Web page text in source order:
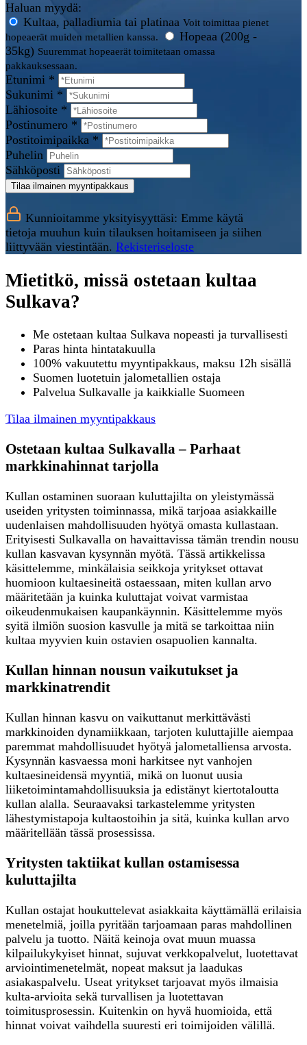
Haluan myydä:
Kultaa, palladiumia tai platinaa Voit toimittaa pienet
hopeaerät muiden metallien kanssa.
Hopeaa (200g -
35kg) Suuremmat hopeaerät toimitetaan omassa
pakkauksessaan.
Etunimi *
Sukunimi *
Lähiosoite *
Postinumero *
Postitoimipaikka *
Puhelin
Sähköposti
Tilaa ilmainen myyntipakkaus
Kunnioitamme yksityisyyttäsi: Emme käytä
tietoja muuhun kuin tilauksen hoitamiseen ja siihen
liittyvään viestintään. Rekisteriseloste
Mietitkö, missä ostetaan kultaa
Sulkava?
Me ostetaan kultaa Sulkava nopeasti ja turvallisesti
Paras hinta hintatakuulla
100% vakuutettu myyntipakkaus, maksu 12h sisällä
Suomen luotetuin jalometallien ostaja
Palvelua Sulkavalle ja kaikkialle Suomeen
Tilaa ilmainen myyntipakkaus
Ostetaan kultaa Sulkavalla – Parhaat
markkinahinnat tarjolla
Kullan ostaminen suoraan kuluttajilta on yleistymässä
useiden yritysten toiminnassa, mikä tarjoaa asiakkaille
uudenlaisen mahdollisuuden hyötyä omasta kullastaan.
Erityisesti Sulkavalla on havaittavissa tämän trendin nousu
kullan kasvavan kysynnän myötä. Tässä artikkelissa
käsittelemme, minkälaisia seikkoja yritykset ottavat
huomioon kultaesineitä ostaessaan, miten kullan arvo
määritetään ja kuinka kuluttajat voivat varmistaa
oikeudenmukaisen kaupankäynnin. Käsittelemme myös
syitä ilmiön suosion kasvulle ja mitä se tarkoittaa niin
kultaa myyvien kuin ostavien osapuolien kannalta.
Kullan hinnan nousun vaikutukset ja
markkinatrendit
Kullan hinnan kasvu on vaikuttanut merkittävästi
markkinoiden dynamiikkaan, tarjoten kuluttajille aiempaa
paremmat mahdollisuudet hyötyä jalometalliensa arvosta.
Kysynnän kasvaessa moni harkitsee nyt vanhojen
kultaesineidensä myyntiä, mikä on luonut uusia
liiketoimintamahdollisuuksia ja edistänyt kiertotaloutta
kullan alalla. Seuraavaksi tarkastelemme yritysten
lähestymistapoja kultaostoihin ja sitä, kuinka kullan arvo
määritellään tässä prosessissa.
Yritysten taktiikat kullan ostamisessa
kuluttajilta
Kullan ostajat houkuttelevat asiakkaita käyttämällä erilaisia
menetelmiä, joilla pyritään tarjoamaan paras mahdollinen
palvelu ja tuotto. Näitä keinoja ovat muun muassa
kilpailukykyiset hinnat, sujuvat verkkopalvelut, luotettavat
arviointimenetelmät, nopeat maksut ja laadukas
asiakaspalvelu. Useat yritykset tarjoavat myös ilmaisia
kulta-arvioita sekä turvallisen ja luotettavan
toimitusprosessin. Kuitenkin on hyvä huomioida, että
hinnat voivat vaihdella suuresti eri toimijoiden välillä.